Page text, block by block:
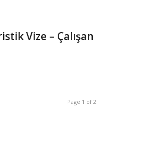
Vize – Çalışan
Page 1 of 2